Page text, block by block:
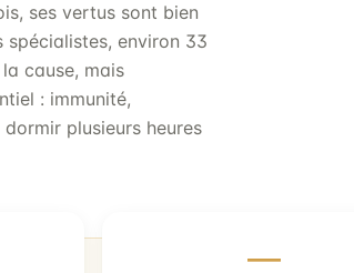
ses vertus sont bien
spécialistes, environ 33
cause, mais
: immunité,
plusieurs heures
—